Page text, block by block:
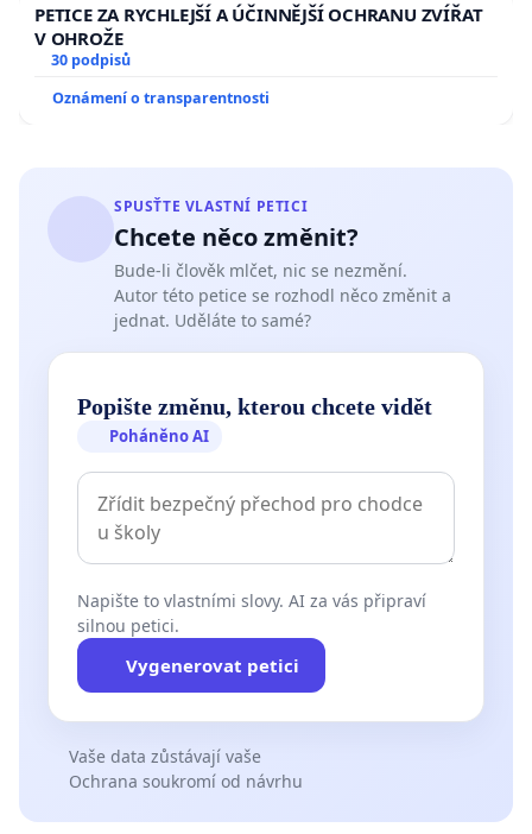
PETICE ZA RYCHLEJŠÍ A ÚČINNĚJŠÍ OCHRANU ZVÍŘAT
V OHROŽE
30 podpisů
Oznámení o transparentnosti
SPUSŤTE VLASTNÍ PETICI
Chcete něco změnit?
Bude-li člověk mlčet, nic se nezmění.
Autor této petice se rozhodl něco změnit a
jednat. Uděláte to samé?
Popište změnu, kterou chcete vidět
Poháněno AI
Napište to vlastními slovy. AI za vás připraví
silnou petici.
Vygenerovat petici
Vaše data zůstávají vaše
Ochrana soukromí od návrhu